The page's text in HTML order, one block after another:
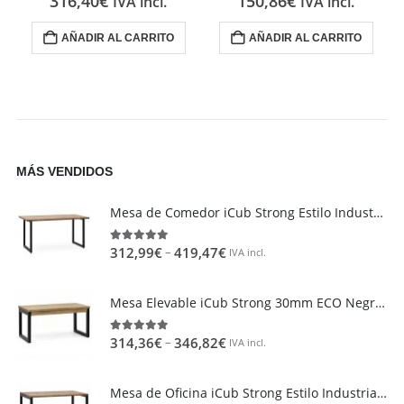
AÑADIR AL CARRITO AÑADIR AL CARRITO
MÁS VENDIDOS
Mesa de Comedor iCub Strong Estilo Industrial Vintage metal en Negro
4.95out of 5
312,99€– 419,47€ IVA incl.
Mesa Elevable iCub Strong 30mm ECO Negra en madera maciza de pino acabado vintage estilo industrial Box Furniture
4.85 out of 5
314,36€– 346,82€ IVA incl.
Mesa de Oficina iCub Strong Estilo Industrial Vintage metal en Negro